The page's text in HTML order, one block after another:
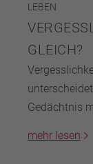
LEBEN
GLEICH?
Gedächtnis
mehr lesen